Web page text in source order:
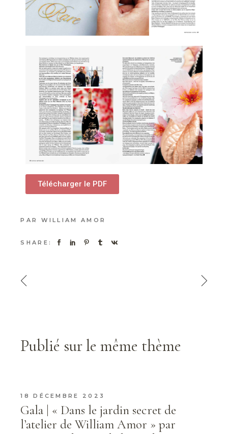
Télécharger le PDF
PAR WILLIAM AMOR
SHARE:
Publié sur le même thème
18 DÉCEMBRE 2023
Gala | « Dans le jardin secret de
l’atelier de William Amor » par